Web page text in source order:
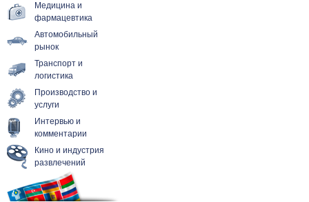
Медицина и
фармацевтика
Автомобильный
рынок
Транспорт и
логистика
Производство и
услуги
Интервью и
комментарии
Кино и индустрия
развлечений